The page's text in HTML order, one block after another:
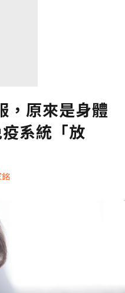
，原來是身體
系統「放